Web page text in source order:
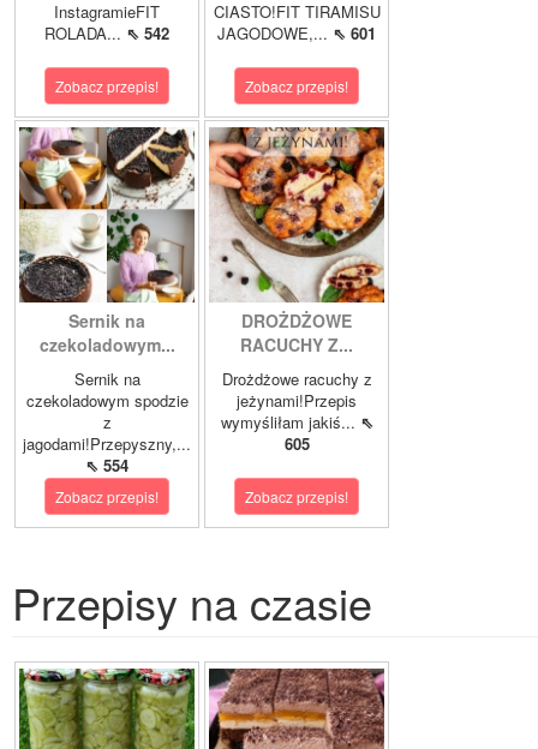
InstagramieFIT
ROLADA... ⇖ 542
Zobacz przepis!
CIASTO!FIT TIRAMISU
JAGODOWE,... ⇖ 601
Zobacz przepis!
Sernik na
czekoladowym...
Sernik na
czekoladowym spodzie
z
jagodami!Przepyszny,...
⇖ 554
Zobacz przepis!
DROŻDŻOWE
RACUCHY Z...
Drożdżowe racuchy z
jeżynami!Przepis
wymyśliłam jakiś... ⇖
605
Zobacz przepis!
Przepisy na czasie